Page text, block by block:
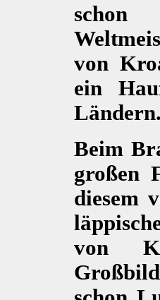
von
ein
Beim
großen
diesem
von